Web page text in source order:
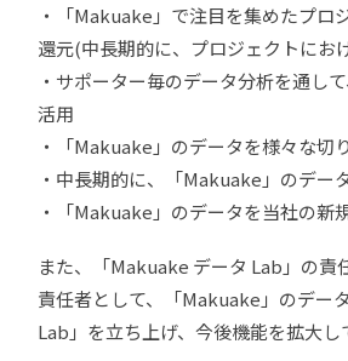
・「Makuake」で注目を集めたプロ
還元(中長期的に、プロジェクトにお
・サポーター毎のデータ分析を通
活用
・「Makuake」のデータを様々な切
・中長期的に、「Makuake」のデー
・「Makuake」のデータを当社の新
また、「Makuake データ Lab」の
責任者として、「Makuake」のデー
Lab」を立ち上げ、今後機能を拡大し